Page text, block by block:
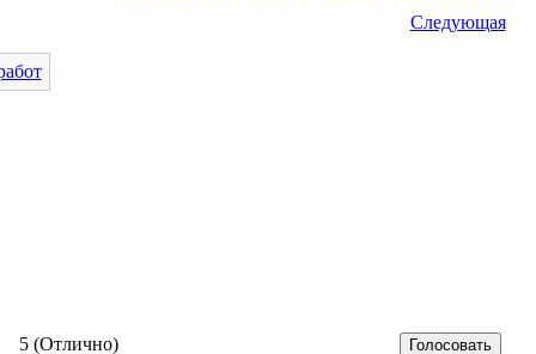
Следующая
5 (Отлично)